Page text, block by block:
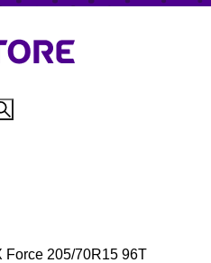
Force 205/70R15 96T